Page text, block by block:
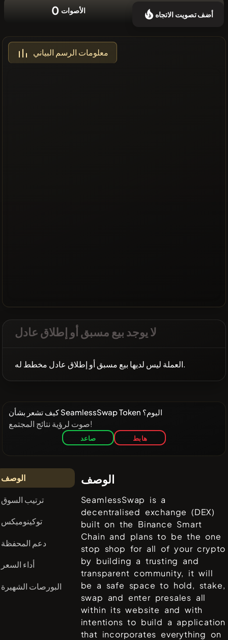
0 الأصوات أضف تصويت الاتجاه
معلومات الرسم البياني
لا يوجد بيع مسبق أو إطلاق عادل
العملة ليس لديها بيع مسبق أو إطلاق عادل مخطط له.
كيف تشعر بشأن SeamlessSwap Token اليوم؟
صوت لرؤية نتائج المجتمع!
صاعد هابط
الوصف
ترتيب السوق
توكينوميكس
دعم المحفظة
أداء السعر
البورصات الشهيرة
الوصف
SeamlessSwap is a
decentralised exchange (DEX)
built on the Binance Smart
Chain and plans to be the one
stop shop for all of your crypto
by building a trusting and
transparent community, it will
be a safe space to hold, stake,
swap and enter presales all
within its website and with
intentions to build a application
that incorporates everything on